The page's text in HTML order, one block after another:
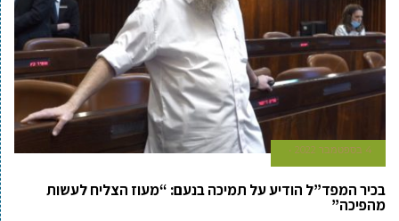
4 בספטמבר 2022
בכיר המפד”ל הודיע על תמיכה בנעם: “מעוז הצליח לעשות
מהפיכה”